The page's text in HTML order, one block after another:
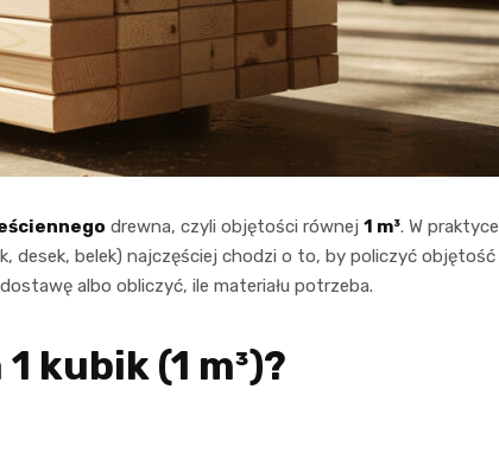
drewna, czyli objętości równej 1 m³. W praktyce
desek, belek) najczęściej chodzi o to, by policzyć objętość
albo obliczyć, ile materiału potrzeba.
kubik (1 m³)?